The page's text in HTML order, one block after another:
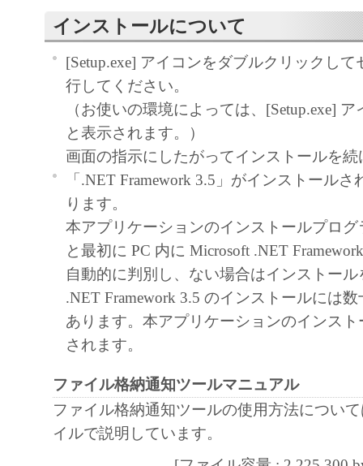
キヤノンマーケティングジャパンは、
ユーザー（以下ユーザーといいます。
自身が本ソフトウエアに対応するキヤ
る目的で本ソフトウェアを使用する非
します。
ユーザーは、本ソフトウエアの全部ま
て、販売、頒布、修正、改変、リバー
ング、逆コンパイルまたは逆アセンブ
びにこれらの行為を第三者に許諾する
ん。
キヤノンマーケティングジャパンおよ
ティングジャパンのライセンサーは、
ユーザーの特定の目的のために適当で
は有用であること、または本ソフトウ
こと、その他本ソフトウェアに関して
キヤノンマーケティングジャパンおよ
ティングジャパンのライセンサーは、
使用に付随または関連して生ずる直接
損失、損害等について、いかなる場合
インストールについて
[Setup.exe] アイコンをダブルクリックし
行してください。
（お使いの環境によっては、[Setup.exe] ア
と表示されます。）
画面の指示にしたがってインストールを
「.NET Framework 3.5」がインストール
ります。
本アプリケーションのインストールプロ
と最初に PC 内に Microsoft .NET
自動的に判別し、ない場合はインストー
.NET Framework 3.5 のインストールには
あります。本アプリケーションのインス
されます。
ファイル格納通知ツールマニュアル
ファイル格納通知ツールの使用方法につい
イルで説明しています。